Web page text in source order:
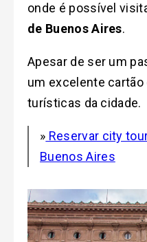
onde é possível
de Buenos Aires.
Apesar de ser um
um excelente
turísticas da cidade.
» Reservar city
Buenos Aires